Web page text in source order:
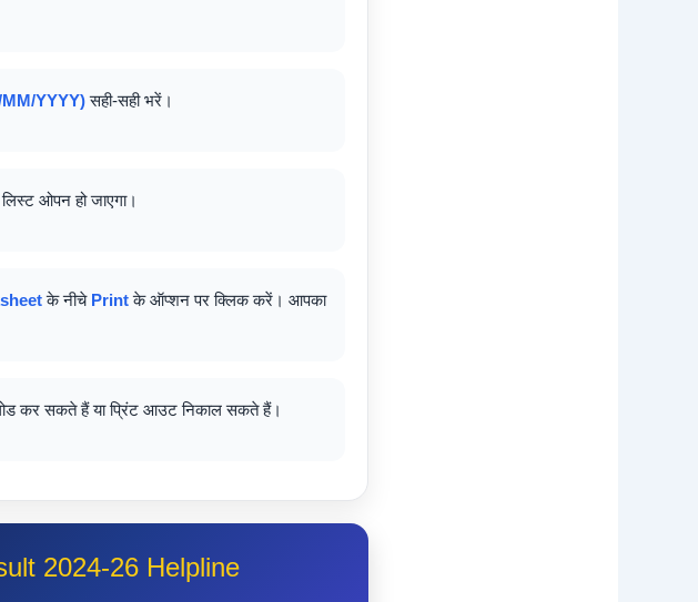
YYYY)सही-सही भरें।
ओपन हो जाएगा।
के नीचे Printके ऑप्शन पर क्लिक करें। आपका
कर सकते हैं या प्रिंट आउट निकाल सकते हैं।
2024-26 Helpline